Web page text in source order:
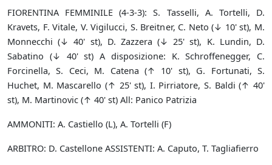
FIORENTINA FEMMINILE (4-3-3): S. Tasselli, A. Tortelli, D.
Kravets, F. Vitale, V. Vigilucci, S. Breitner, C. Neto (↓ 10' st), M.
Monnecchi (↓ 40' st), D. Zazzera (↓ 25' st), K. Lundin, D.
Sabatino (↓ 40' st) A disposizione: K. Schroffenegger, C.
Forcinella, S. Ceci, M. Catena (↑ 10' st), G. Fortunati, S.
Huchet, M. Mascarello (↑ 25' st), I. Pirriatore, S. Baldi (↑ 40'
st), M. Martinovic (↑ 40' st) All: Panico Patrizia
AMMONITI: A. Castiello (L), A. Tortelli (F)
ARBITRO: D. Castellone ASSISTENTI: A. Caputo, T. Tagliafierro